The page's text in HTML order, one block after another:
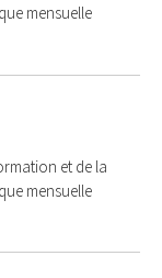
mensuelle
et de la
mensuelle